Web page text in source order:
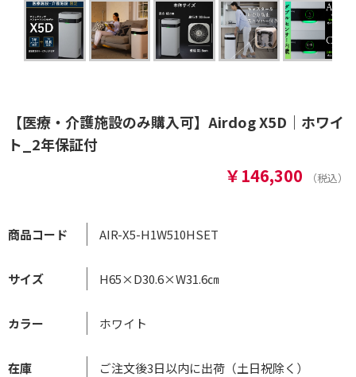
【医療・介護施設のみ購入可】Airdog X5D｜ホワイ
ト_2年保証付
￥146,300
商品コード AIR-X5-H1W510HSET
サイズ H65×D30.6×W31.6㎝
カラー ホワイト
在庫 ご注文後3日以内に出荷（土日祝除く）